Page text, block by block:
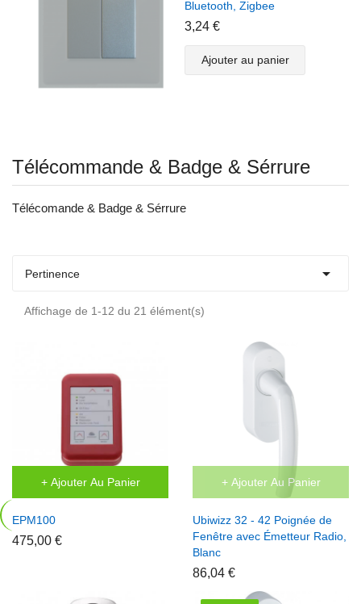
Bluetooth, Zigbee
3,24 €
Ajouter au panier
Télécommande & Badge & Sérrure
Télécomande & Badge & Sérrure
Pertinence 
Affichage de 1-12 du 21 élément(s)
+ Ajouter Au Panier
EPM100
475,00 €
+ Ajouter Au Panier
Ubiwizz 32 - 42 Poignée de
Fenêtre avec Émetteur Radio,
Blanc
86,04 €